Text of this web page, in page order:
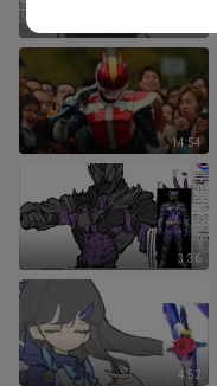
14:54
3:36
4:52